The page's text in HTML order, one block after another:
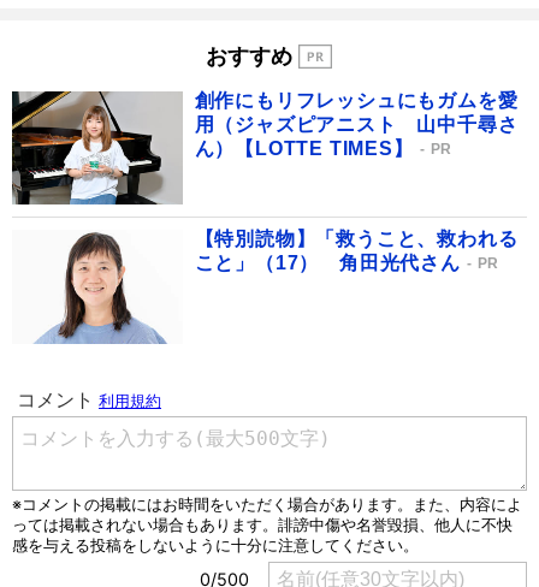
おすすめ
創作にもリフレッシュにもガムを愛
用（ジャズピアニスト 山中千尋さ
ん）【LOTTE TIMES】
PR
【特別読物】「救うこと、救われる
こと」（17） 角田光代さん
PR